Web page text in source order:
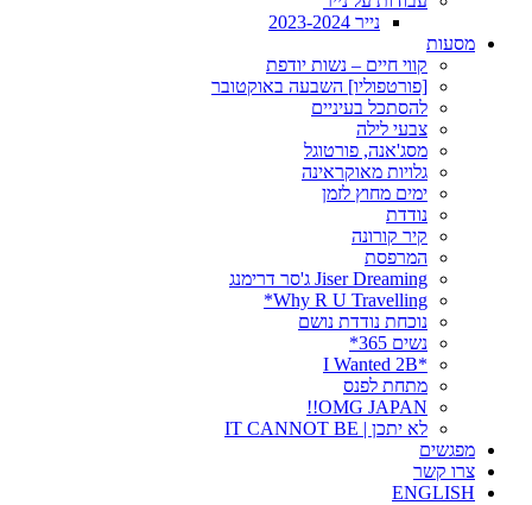
נייר 2023-2024
מסעות
קווי חיים – נשות יודפת
[פורטפוליו] השבעה באוקטובר
להסתכל בעיניים
צבעי לילה
מסג'אנה, פורטוגל
גלויות מאוקראינה
ימים מחוץ לזמן
נודדת
קיר קורונה
המרפסת
Jiser Dreaming ג'סר דרימנג
Why R U Travelling*
נוכחת נודדת נושם
נשים 365*
*I Wanted 2B
מתחת לפנס
OMG JAPAN!!
לא יתכן | IT CANNOT BE
מפגשים
צרו קשר
ENGLISH